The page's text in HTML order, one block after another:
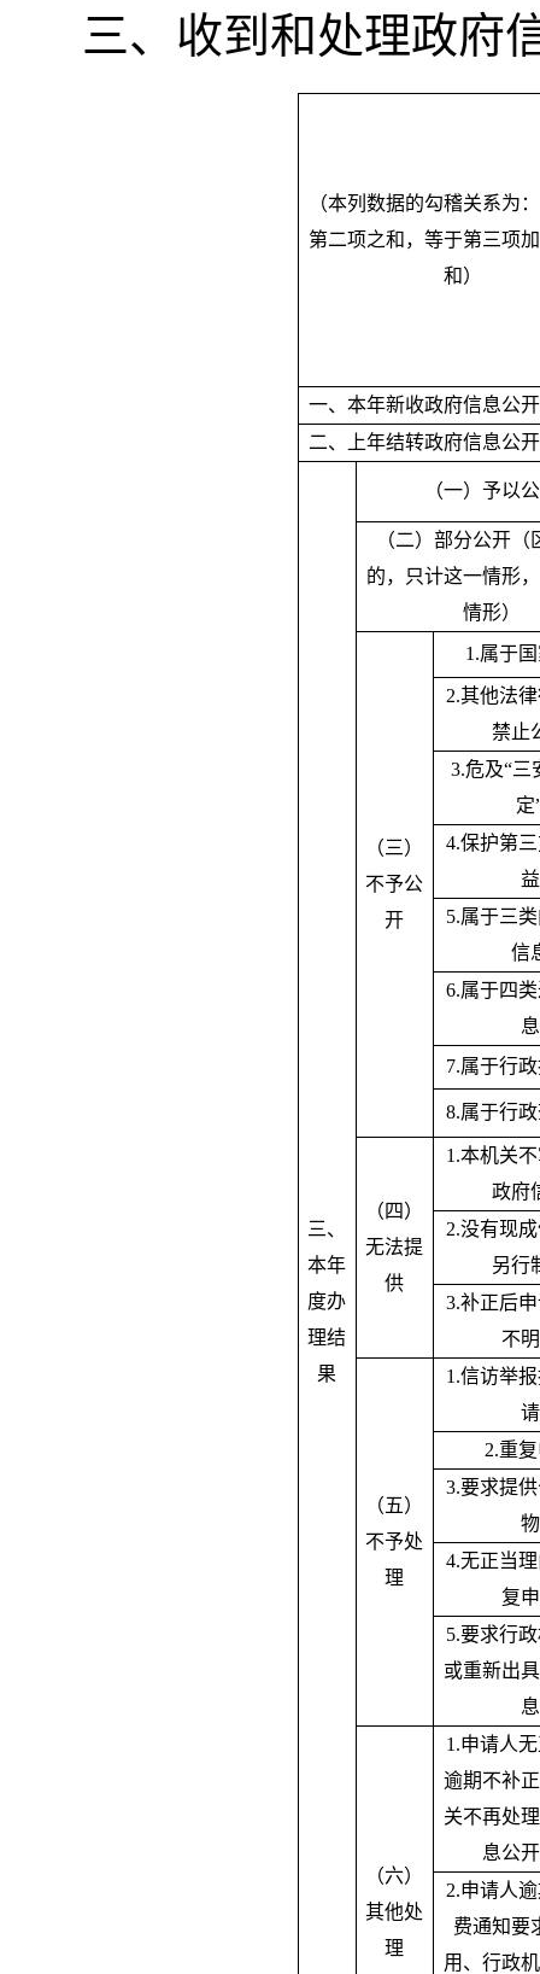
收到和处理政府
（本列数据的勾稽关系为
第二项之和 ， 等于第三项
和）
一、本年新收政府信息公
二、上年结转政府信息公
三、
本年
度办
理结
果
（一）予以
（二）部分公开（
的，
只计这一情形
情形）
（三）
不予公
开
1.属于
2.其他法
禁止
3.危及“三
定
4.保护第
益
5.属于三
信
6.属于四
息
7.属于行
8.属于行
（四）
无法提
供
1.本机关
政府
2.没有现
另行
3.补正后
不
（五）
不予处
理
1.信访举
请
2.重
3.要求提
物
4.无正当
复
5.要求行
或重新出
息
（六）
其他处
理
1.申请人
逾期不补
关不再处
息公
2.申请人
费通知要
用、行政